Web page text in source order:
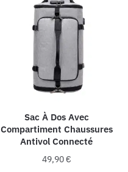
variations.
Les
options
peuvent
être
choisies
la
page
du
produit
Sac À Dos Avec
Compartiment Chaussures
Antivol Connecté
49,90€